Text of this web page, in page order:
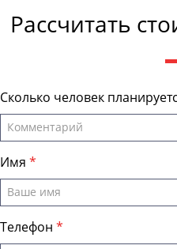
Рассчитать
Сколько человек
Имя
Телефон